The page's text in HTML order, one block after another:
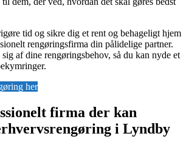
tid og sikre dig et rent og behageligt hjem
rengøringsfirma din pålidelige partner.
af dine rengøringsbehov, så du kan nyde et
her
firma der kan
i Lyndby